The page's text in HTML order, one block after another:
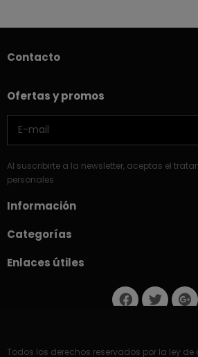
Contacto
Ofertas y promos
Al suscribirte a la newsletter, aceptas el
personales
Información
Categorías
Enlaces útiles
Todos los derechos reservados por la ley de